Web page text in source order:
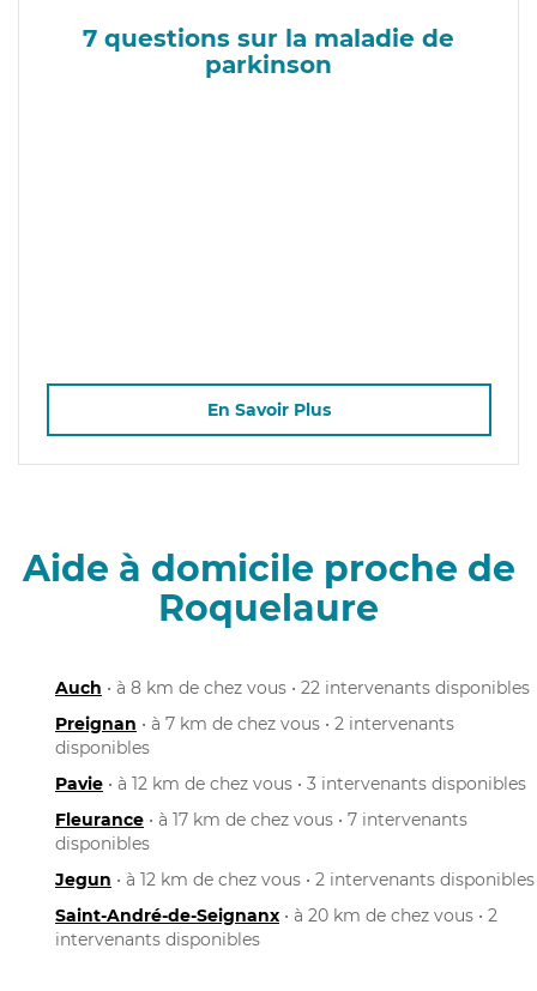
7 questions sur la maladie de
parkinson
En Savoir Plus
Aide à domicile proche de
Roquelaure
Auch • à 8 km de chez vous • 22 intervenants disponibles
Preignan • à 7 km de chez vous • 2 intervenants
disponibles
Pavie • à 12 km de chez vous • 3 intervenants disponibles
Fleurance • à 17 km de chez vous • 7 intervenants
disponibles
Jegun • à 12 km de chez vous • 2 intervenants disponibles
Saint-André-de-Seignanx • à 20 km de chez vous • 2
intervenants disponibles